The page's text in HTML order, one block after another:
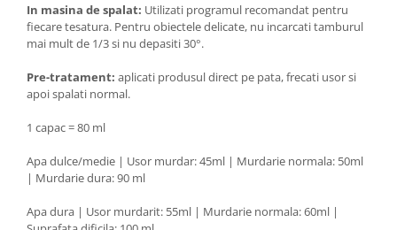
In masina de spalat: Utilizati programul recomandat pentru
fiecare tesatura. Pentru obiectele delicate, nu incarcati tamburul
mai mult de 1/3 si nu depasiti 30°.
Pre-tratament: aplicati produsul direct pe pata, frecati usor si
apoi spalati normal.
1 capac = 80 ml
Apa dulce/medie | Usor murdar: 45ml | Murdarie normala: 50ml
| Murdarie dura: 90 ml
Apa dura | Usor murdarit: 55ml | Murdarie normala: 60ml |